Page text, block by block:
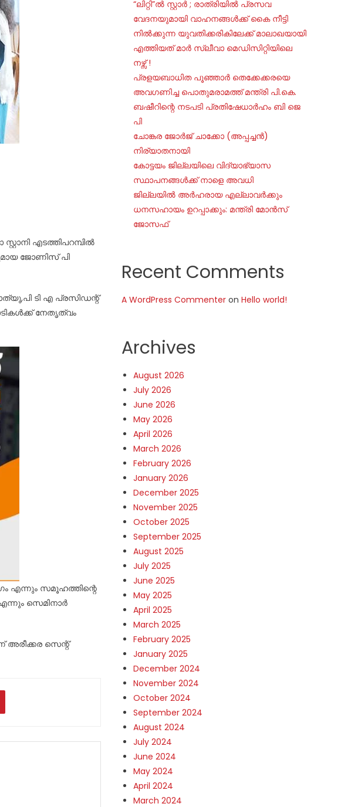
എടത്തിപറമ്പിൽ
ജോണിസ് പി
ടി എ പ്രസിഡന്റ്‌
നേതൃത്വം
എന്നും സമൂഹത്തിന്റെ
സെമിനാർ
അരീക്കര സെന്റ്
“ലിറ്റി”ൽ സ്റ്റാർ ; രാത്രിയിൽ പ്രസവ
വേദനയുമായി വാഹനങ്ങൾക്ക് കൈ നീട്ടി
നിൽക്കുന്ന യുവതിക്കരികിലേക്ക് മാലാഖയായി
എത്തിയത് മാർ സ്ലീവാ മെഡിസിറ്റിയിലെ
നഴ്സ് !
പ്രളയബാധിത പൂഞ്ഞാർ തെക്കേക്കരയെ
അവഗണിച്ച പൊതുമരാമത്ത് മന്ത്രി പി.കെ.
ബഷീറിന്റെ നടപടി പ്രതിഷേധാർഹം ബി ജെ
പി
ചോങ്കര ജോര്‍ജ് ചാക്കോ (അപ്പച്ചന്‍)
നിര്യാതനായി
കോട്ടയം ജില്ലയിലെ വിദ്യാഭ്യാസ
സ്ഥാപനങ്ങൾക്ക് നാളെ അവധി
ജില്ലയില്‍ അര്‍ഹരായ എല്ലാവര്‍ക്കും
ധനസഹായം ഉറപ്പാക്കും: മന്ത്രി മോന്‍സ്
ജോസഫ്
Recent Comments
A WordPress Commenter onHello world!
Archives
August 2026
July 2026
June 2026
May 2026
April 2026
March 2026
February 2026
January 2026
December 2025
November 2025
October 2025
September 2025
August 2025
July 2025
June 2025
May 2025
April 2025
March 2025
February 2025
January 2025
December 2024
November 2024
October 2024
September 2024
August 2024
July 2024
June 2024
May 2024
April 2024
March 2024